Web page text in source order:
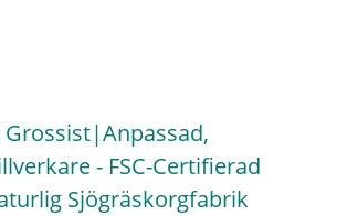
Grossist|Anpassad,
- FSC-Certifierad
Sjögräskorgfabrik